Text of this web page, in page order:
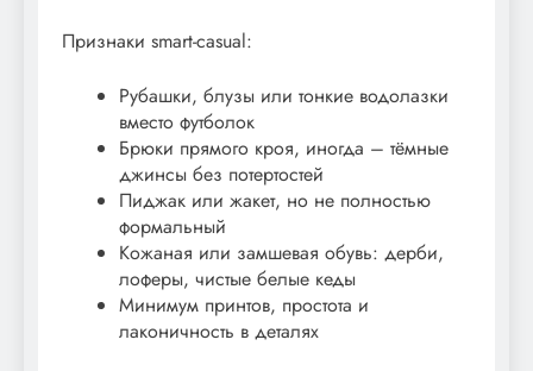
Признаки smart-casual:
Рубашки, блузы или тонкие водолазки
вместо футболок
Брюки прямого кроя, иногда – тёмные
джинсы без потертостей
Пиджак или жакет, но не полностью
формальный
Кожаная или замшевая обувь: дерби,
лоферы, чистые белые кеды
Минимум принтов, простота и
лаконичность в деталях